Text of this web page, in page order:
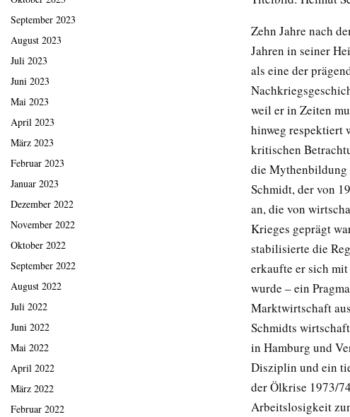
Zehn Jahre nach
Jahren in seiner
als eine der
weil er in Zeiten
hinweg respektiert
kritischen
die Mythenbildung
Schmidt, der von
an, die von
Krieges geprägt
stabilisierte die
erkaufte er sich
wurde – ein
Marktwirtschaft
Schmidts
in Hamburg und
Disziplin und ein
der Ölkrise 1973/
Arbeitslosigkeit
September 2023
August 2023
Juli 2023
Juni 2023
Mai 2023
April 2023
März 2023
Februar 2023
Januar 2023
Dezember 2022
November 2022
Oktober 2022
September 2022
August 2022
Juli 2022
Juni 2022
Mai 2022
April 2022
März 2022
Februar 2022